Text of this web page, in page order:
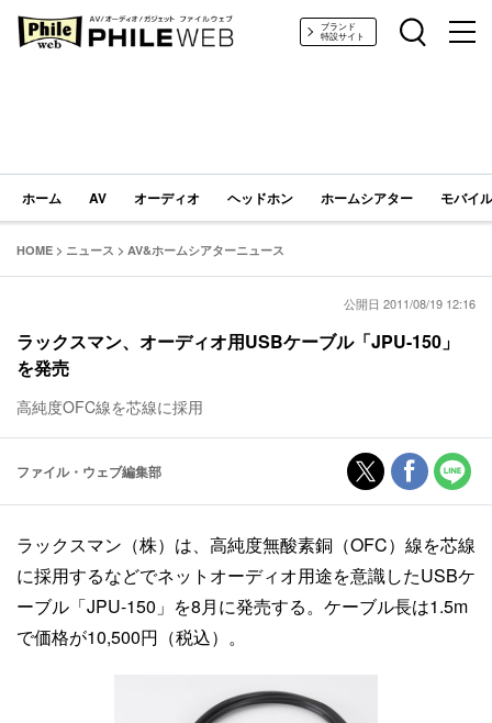
PHILE WEB｜AV/オーディオ/ガジェットブランド
特設サイト
ホーム AV オーディオ ヘッドホン ホームシアター モバイ
HOME > ニュース > AV&ホームシアターニュース
公開日 2011/08/19 12:16
ラックスマン、オーディオ用USBケーブル「JPU-150」
を発売
高純度OFC線を芯線に採用
ファイル・ウェブ編集部
ラックスマン（株）は、高純度無酸素銅（OFC）線を芯線
に採用するなどでネットオーディオ用途を意識したUSBケ
ーブル「JPU-150」を8月に発売する。ケーブル長は1.5m
で価格が10,500円（税込）。